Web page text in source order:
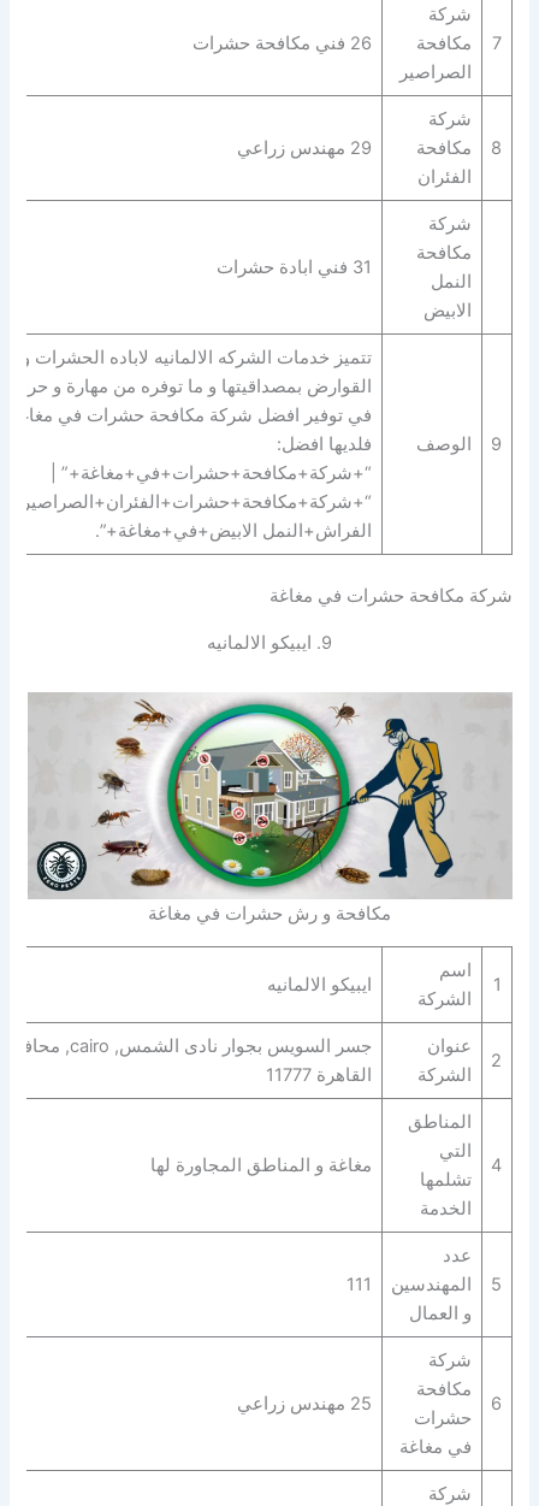
7
شركة
مكافحة
الصراصير
26 فني مكافحة حشرات
8
شركة
مكافحة
الفئران
29 مهندس زراعي
شركة
مكافحة
النمل
الابيض
31 فني ابادة حشرات
9 الوصف
تتميز خدمات الشركه الالمانيه لاباده الحشرات و
القوارض بمصداقيتها و ما توفره من مهارة و حرفية
في توفير افضل شركة مكافحة حشرات في مغاغة
فلديها افضل:
“+شركة+مكافحة+حشرات+في+مغاغة+” |
الفراش+النمل الابيض+في+مغاغة+”.
شركة مكافحة حشرات في مغاغة
9. ايبيكو الالمانيه
مكافحة و رش حشرات في مغاغة
1
اسم
الشركة
ايبيكو الالمانيه
2
عنوان
الشركة
جسر السويس بجوار نادى الشمس, cairo, محافظة
القاهرة‬ 11777
4
المناطق
التي
تشلمها
الخدمة
مغاغة و المناطق المجاورة لها
5
عدد
المهندسين
و العمال
111
6
شركة
مكافحة
حشرات
في مغاغة
25 مهندس زراعي
شركة